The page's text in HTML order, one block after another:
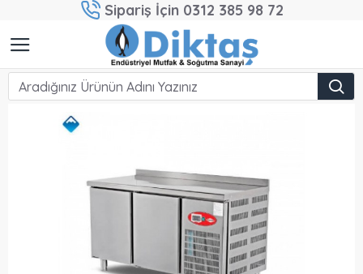
Sipariş İçin 0312 385 98 72